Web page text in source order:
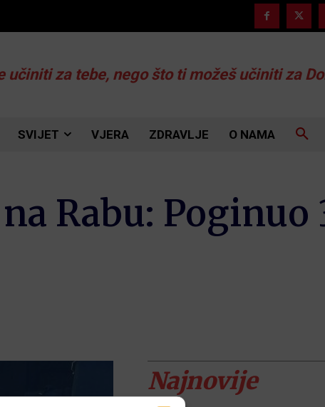
učiniti za tebe, nego što ti možeš učiniti za
SVIJET VJERA ZDRAVLJE O NAMA
Rabu: Poginuo
Najnovije